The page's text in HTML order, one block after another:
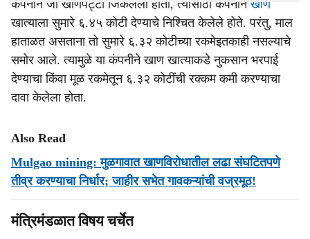
कंपनीने जो खाणपट्टा जिंकलेला होता, त्‍यासाठी कंपनीने खाण
खात्‍याला सुमारे ६.४५ कोटी देण्‍याचे निश्‍चित केलेले होते. परंतु, माल
हाताळत असताना तो सुमारे ६.३२ कोटीच्‍या रकमेइतकाही नसल्‍याचे
समोर आले. त्‍यामुळे या कंपनीने खाण खात्‍याकडे नुकसान भरपाई
देण्‍याचा किंवा मूळ रकमेतून ६.३२ कोटींची रक्कम कमी करण्‍याचा
दावा केलेला होता.
Also Read
Mulgao mining: मुळगावात खाणविरोधातील लढा संघटितपणे
तीव्र करण्याचा निर्धार; जाहीर सभेत गावकऱ्यांची वज्रमूठ!
मंत्रिमंडळात विषय चर्चेत